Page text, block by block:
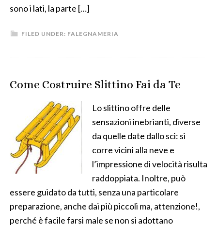
sono i lati, la parte […]
FILED UNDER: FALEGNAMERIA
Come Costruire Slittino Fai da Te
Lo slittino offre delle
sensazioni inebrianti, diverse
da quelle date dallo sci: si
corre vicini alla neve e
l’impressione di velocità risulta
raddoppiata. Inoltre, può
essere guidato da tutti, senza una particolare
preparazione, anche dai più piccoli ma, attenzione!,
perché è facile farsi male se non si adottano